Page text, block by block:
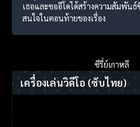
เธอและซออีโดได้สร้างความสัมพัน
สนใจในตอนท้ายของเรื่อง
ซีรี่ย์เกาหลี
เครื่องเล่นวิดีโอ (ซับไทย)